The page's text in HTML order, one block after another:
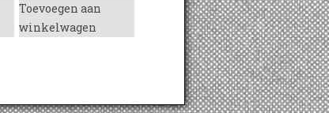
Toevoegen aan
winkelwagen